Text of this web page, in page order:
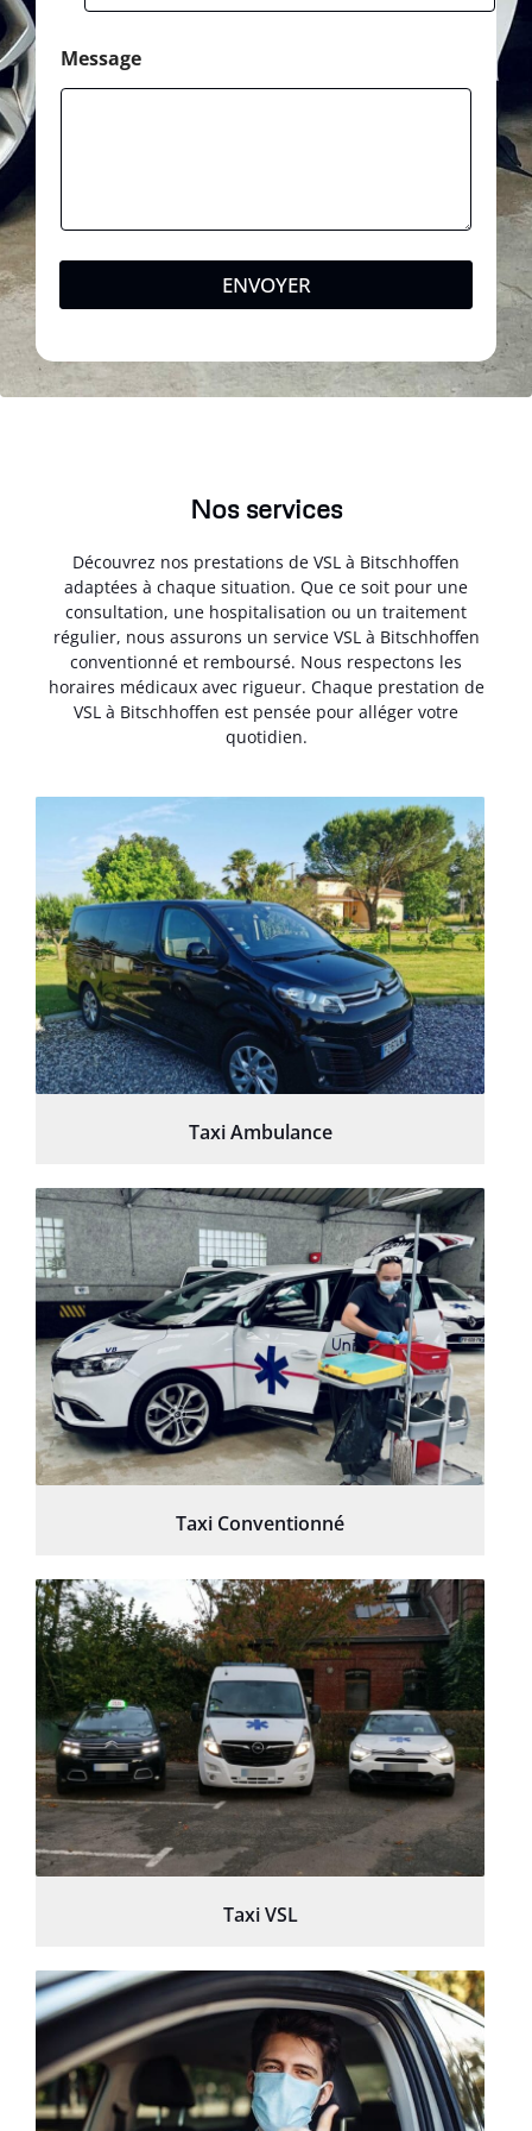
Message
ENVOYER
Nos services
Découvrez nos prestations de VSL à Bitschhoffen
adaptées à chaque situation. Que ce soit pour une
consultation, une hospitalisation ou un traitement
régulier, nous assurons un service VSL à Bitschhoffen
conventionné et remboursé. Nous respectons les
horaires médicaux avec rigueur. Chaque prestation de
VSL à Bitschhoffen est pensée pour alléger votre
quotidien.
Taxi Ambulance
Taxi Conventionné
Taxi VSL